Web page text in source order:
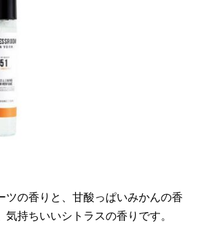
ツの香りと、甘酸っぱいみかんの香
気持ちいいシトラスの香りです。